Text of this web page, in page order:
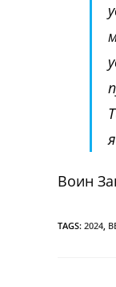
Воин
TAGS: 2024,